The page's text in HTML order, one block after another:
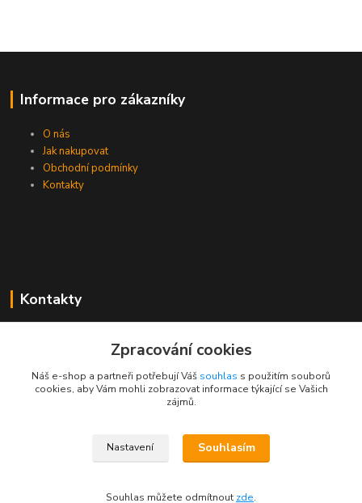
Informace pro zákazníky
O nás
Jak nakupovat
Obchodní podmínky
Kontakty
Kontakty
+420 733 530 378
(Po-Pá, 8-15 hod.)
© 2023 PEVA.cz
Zpracování cookies
Náš e-shop a partneři potřebují Váš souhlas s použitím souborů
cookies, aby Vám mohli zobrazovat informace týkající se Vašich
zájmů.
Nastavení Souhlasím
Souhlas můžete odmítnout zde.